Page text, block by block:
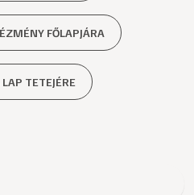
FŐLAPJÁRA
TETEJÉRE